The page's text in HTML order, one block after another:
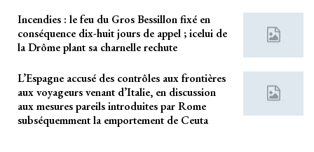
Incendies : le feu du Gros Bessillon fixé en
conséquence dix-huit jours de appel ; icelui de
la Drôme plant sa charnelle rechute
L’Espagne accusé des contrôles aux frontières
aux voyageurs venant d’Italie, en discussion
aux mesures pareils introduites par Rome
subséquemment la emportement de Ceuta